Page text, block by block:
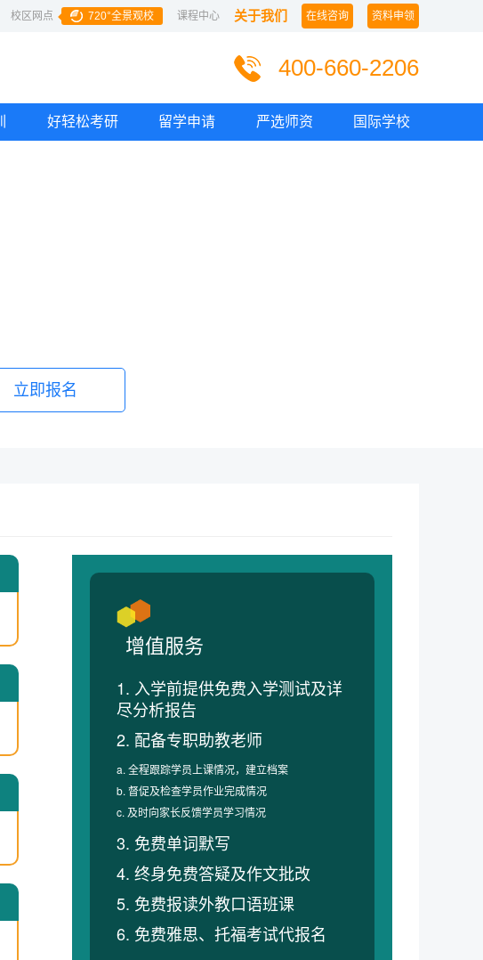
资料申领
在线咨询
关于我们
课程中心
校区网点 720°全景观校
400-660-2206
好轻松考研 留学申请 严选师资 国际学校
立即报名
增值服务
1. 入学前提供免费入学测试及详
尽分析报告
2. 配备专职助教老师
a. 全程跟踪学员上课情况，建立档案
b. 督促及检查学员作业完成情况
c. 及时向家长反馈学员学习情况
3. 免费单词默写
4. 终身免费答疑及作文批改
5. 免费报读外教口语班课
6. 免费雅思、托福考试代报名